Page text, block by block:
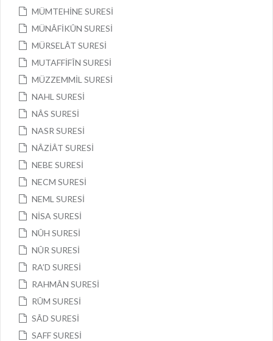
MÜMTEHİNE SURESİ
MÜNÂFİKÛN SURESİ
MÜRSELÂT SURESİ
MUTAFFİFÎN SURESİ
MÜZZEMMİL SURESİ
NAHL SURESİ
NÂS SURESİ
NASR SURESİ
NÂZİÂT SURESİ
NEBE SURESİ
NECM SURESİ
NEML SURESİ
NİSA SURESİ
NÛH SURESİ
NÛR SURESİ
RA’D SURESİ
RAHMÂN SURESİ
RÛM SURESİ
SÂD SURESİ
SAFF SURESİ